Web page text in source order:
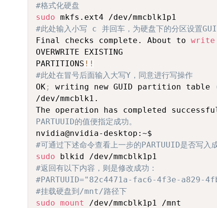
#格式化硬盘
sudo
#此处输入小写 c 并回车，为硬盘下的分区设置
Final checks complete. About to write
OVERWRITE EXISTING
PARTITIONS ! !
#此处在冒号后面输入大写Y，同意进行写操作
OK; writing new GUID partition table
/dev/mmcblk1.
The operation has completed
PARTUUID的值便指定成功。
#可通过下述命令查看上一步的PARTUUID是否写入
sudo
#返回有以下内容，则是修改成功：
#PARTUUID="82c4471a-fac6-4f3e-a829-
#挂载硬盘到/mnt/路径下
sudo mount